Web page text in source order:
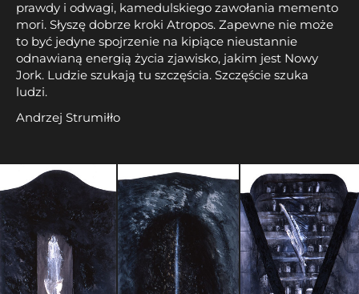
prawdy i odwagi, kamedulskiego zawołania memento
mori. Słyszę dobrze kroki Atropos. Zapewne nie może
to być jedyne spojrzenie na kipiące nieustannie
odnawianą energią życia zjawisko, jakim jest Nowy
Jork. Ludzie szukają tu szczęścia. Szczęście szuka
ludzi.
Andrzej Strumiłło